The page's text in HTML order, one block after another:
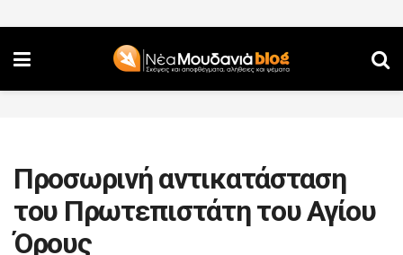
Προσωρινή αντικατάσταση
του Πρωτεπιστάτη του Αγίου
Όρους